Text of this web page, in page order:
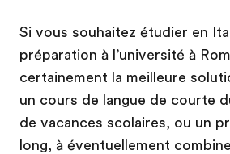
Qui sommes-nous ?
EF recrute
Rejoignez nos équipes
Si vous souhaitez étudier en
préparation à l’université à
certainement la meilleure
un cours de langue de courte
de vacances scolaires, ou un
long, à éventuellement